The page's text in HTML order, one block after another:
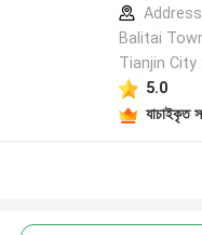
Balitai
Tianjin City
5.0
যাচাইকৃত